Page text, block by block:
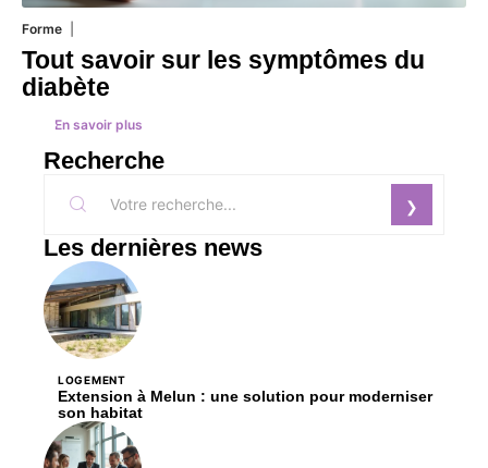
Forme
Tout savoir sur les symptômes du
diabète
En savoir plus
Recherche
Les dernières news
LOGEMENT
Extension à Melun : une solution pour moderniser
son habitat